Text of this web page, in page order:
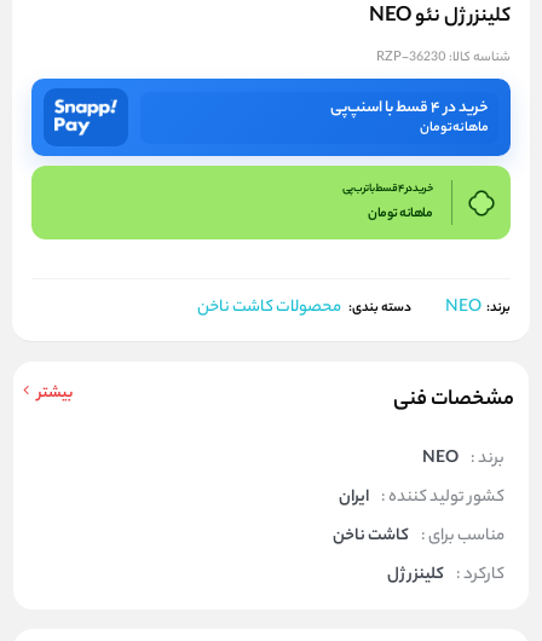
کلینزر ژل نئو NEO
شناسه کالا: RZP-36230
خرید در ۴ قسط با اسنپ‌پی
ماهانهتومان
خرید در 4 قسط با ترب پی
ماهانهتومان
برند: NEO دسته بندی: محصولات کاشت ناخن
مشخصات فنی بیشتر
برند : NEO
کشور تولید کننده : ایران
مناسب برای : کاشت ناخن
کارکرد : کلینزر ژل